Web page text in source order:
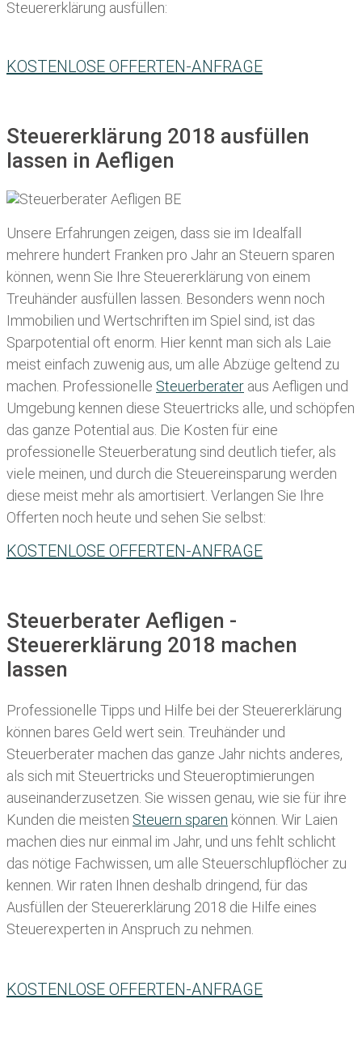
Steuererklärung ausfüllen:
KOSTENLOSE OFFERTEN-ANFRAGE
Steuererklärung 2018 ausfüllen
lassen in Aefligen
Unsere Erfahrungen zeigen, dass sie im Idealfall
mehrere hundert Franken pro Jahr an Steuern sparen
können, wenn Sie Ihre Steuererklärung von einem
Treuhänder ausfüllen lassen . Besonders wenn noch
Immobilien und Wertschriften im Spiel sind, ist das
Sparpotential oft enorm. Hier kennt man sich als Laie
meist einfach zuwenig aus, um alle Abzüge geltend zu
machen. Professionelle Steuerberater aus Aefligen und
Umgebung kennen diese Steuertricks alle, und schöpfen
das ganze Potential aus. Die Kosten für eine
professionelle Steuerberatung sind deutlich tiefer, als
viele meinen, und durch die Steuereinsparung werden
diese meist mehr als amortisiert. Verlangen Sie Ihre
Offerten noch heute und sehen Sie selbst:
KOSTENLOSE OFFERTEN-ANFRAGE
Steuerberater Aefligen -
Steuererklärung 2018 machen
lassen
Professionelle Tipps und Hilfe bei der Steuererklärung
können bares Geld wert sein. Treuhänder und
Steuerberater machen das ganze Jahr nichts anderes,
als sich mit Steuertricks und Steueroptimierungen
auseinanderzusetzen. Sie wissen genau, wie sie für ihre
Kunden die meisten Steuern sparen können. Wir Laien
machen dies nur einmal im Jahr, und uns fehlt schlicht
das nötige Fachwissen, um alle Steuerschlupflöcher zu
kennen. Wir raten Ihnen deshalb dringend, für das
Ausfüllen der Steuererklärung 2018 die Hilfe eines
Steuerexperten in Anspruch zu nehmen.
KOSTENLOSE OFFERTEN-ANFRAGE